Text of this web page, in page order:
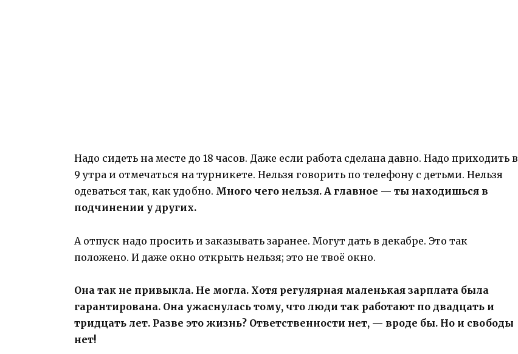
Надо сидеть на месте до 18 часов. Даже если работа сделана давно. Надо приходить в
9 утра и отмечаться на турникете. Нельзя говорить по телефону с детьми. Нельзя
одеваться так, как удобно. Много чего нельзя. А главное — ты находишься в
подчинении у других.
А отпуск надо просить и заказывать заранее. Могут дать в декабре. Это так
положено. И даже окно открыть нельзя; это не твоё окно.
Она так не привыкла. Не могла. Хотя регулярная маленькая зарплата была
гарантирована. Она ужаснулась тому, что люди так работают по двадцать и
тридцать лет. Разве это жизнь? Ответственности нет, — вроде бы. Но и свободы
нет!